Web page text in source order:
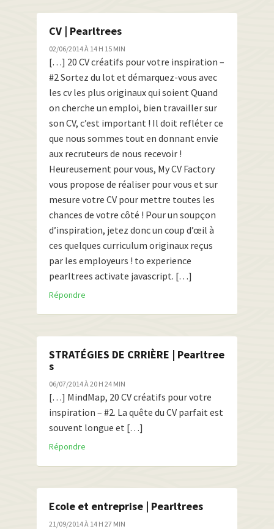
CV | Pearltrees
02/06/2014 À 14 H 15 MIN
[…] 20 CV créatifs pour votre inspiration –
#2 Sortez du lot et démarquez-vous avec
les cv les plus originaux qui soient Quand
on cherche un emploi, bien travailler sur
son CV, c’est important ! Il doit refléter ce
que nous sommes tout en donnant envie
aux recruteurs de nous recevoir !
Heureusement pour vous, My CV Factory
vous propose de réaliser pour vous et sur
mesure votre CV pour mettre toutes les
chances de votre côté ! Pour un soupçon
d’inspiration, jetez donc un coup d’œil à
ces quelques curriculum originaux reçus
par les employeurs ! to experience
pearltrees activate javascript. […]
Répondre
STRATÉGIES DE CRRIÈRE | Pearltree
s
06/07/2014 À 20 H 24 MIN
[…] MindMap, 20 CV créatifs pour votre
inspiration – #2. La quête du CV parfait est
souvent longue et […]
Répondre
Ecole et entreprise | Pearltrees
21/09/2014 À 14 H 27 MIN